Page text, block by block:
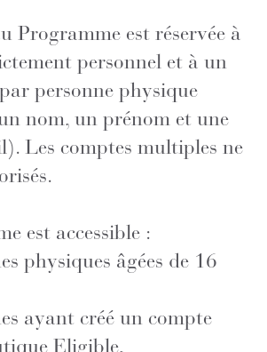
Programme est réservée à
personnel et à un
personne physique
nom, un prénom et une
Les comptes multiples ne
est accessible :
physiques âgées de 16
ayant créé un compte
Eligible,